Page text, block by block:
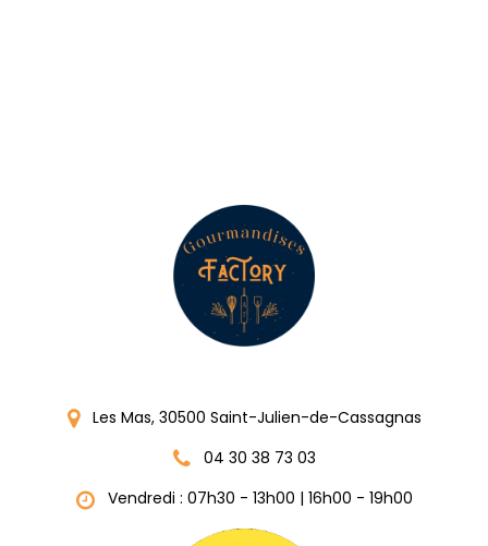
Les Mas, 30500 Saint-Julien-de-Cassagnas
04 30 38 73 03
Vendredi : 07h30 - 13h00 | 16h00 - 19h00